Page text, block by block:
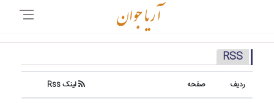
RSS
ردیف صفحه لینک Rss